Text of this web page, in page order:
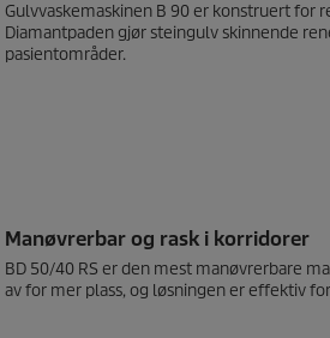
Gulvvaskemaskinen B 90 er konstruert for
Diamantpaden gjør steingulv skinnende
pasientområder.
Manøvrerbar og rask i korridorer
BD 50/40 RS er den mest manøvrerbare
av for mer plass, og løsningen er effektiv